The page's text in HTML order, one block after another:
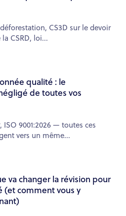
CS3D sur le devoir
CSRD, loi...
qualité : le
de toutes vos
ISO 9001:2026 — toutes ces
vers un même...
va changer la révision pour
(et comment vous y